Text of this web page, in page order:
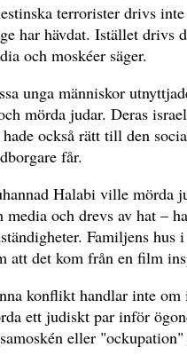
terrorister drivs
har hävdat. Istället drivs
och moskéer säger.
unga människor
mörda judar. Deras
också rätt till den
får.
Halabi ville mörda
media och drevs av hat –
Familjens hus
att det kom från en film
konflikt handlar inte
ett judiskt par inför
eller